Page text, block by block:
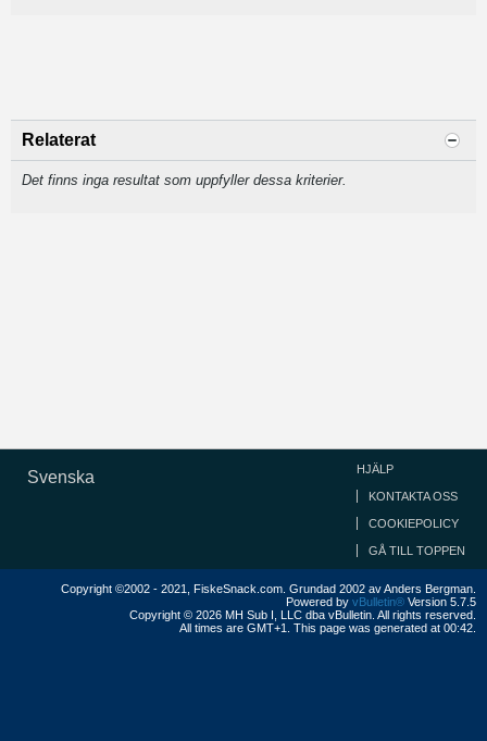
Relaterat
Det finns inga resultat som uppfyller dessa kriterier.
Svenska HJÄLP
KONTAKTA OSS
COOKIEPOLICY
GÅ TILL TOPPEN
Copyright ©2002 - 2021, FiskeSnack.com. Grundad 2002 av Anders Bergman.
Powered by vBulletin® Version 5.7.5
Copyright © 2026 MH Sub I, LLC dba vBulletin. All rights reserved.
All times are GMT+1. This page was generated at 00:42.